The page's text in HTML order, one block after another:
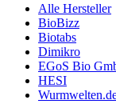
Alle Hersteller
BioBizz
Biotabs
Dimikro
EGoS Bio
HESI